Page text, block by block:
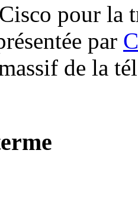
pour la
par
de la